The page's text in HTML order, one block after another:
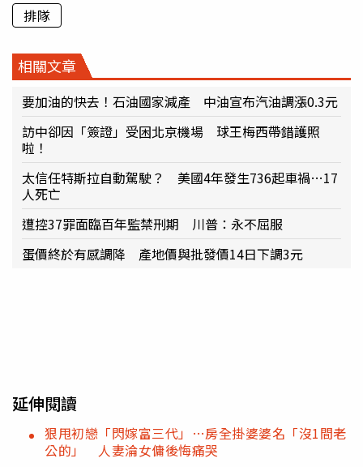
排隊
相關文章
要加油的快去！石油國家減產 中油宣布汽油調漲0.3元
訪中卻因「簽證」受困北京機場 球王梅西帶錯護照
啦！
太信任特斯拉自動駕駛？ 美國4年發生736起車禍…17
人死亡
遭控37罪面臨百年監禁刑期 川普：永不屈服
蛋價終於有感調降 產地價與批發價14日下調3元
延伸閱讀
狠甩初戀「閃嫁富三代」…房全掛婆婆名「沒1間老
公的」 人妻淪女傭後悔痛哭